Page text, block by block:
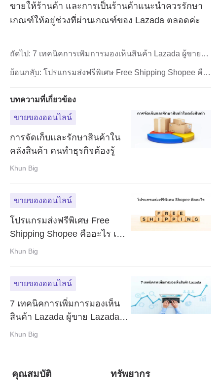
ย้อนกลับ: โปรแกรมส่งฟรีพิเศษ Free Shipping Shopee คือ
ถัดไป: 7 เทคนิคการเพิ่มการมองเห็นสินค้า Lazada ผู้ขาย
บทความที่เกี่ยวข้อง
ขายของออนไลน์
การจัดเก็บและรักษาสินค้าใน
คลังสินค้า คนทำธุรกิจต้องรู้
Khun Big
ขายของออนไลน์
โปรแกรมส่งฟรีพิเศษ Free
Shipping Shopee คืออะไร เก็บ
ค่าธรรมเนียมยังไง
Khun Big
ขายของออนไลน์
7 เทคนิคการเพิ่มการมองเห็น
สินค้า Lazada ผู้ขาย Lazada
ต้องรู้!!!
Khun Big
คุณสมบัติ ทรัพยากร